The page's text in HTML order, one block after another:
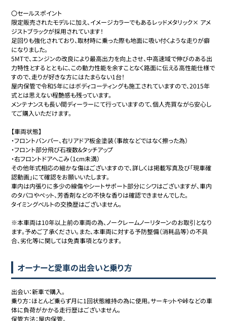
〇セールスポイント
限定販売されたモデルに加え、イメージカラーでもあるレッドメタリック× アメ
ジストブラックが採用されています！
足回りも強化されており、取材時に乗った際も地面に吸い付くような走りが癖
になりました。
5MTで、エンジンの改良により最高出力を向上させ、中高速域で伸びのある出
力特性とするとともに、この動力性能を余すことなく路面に伝える高性能仕様で
すので、走りが好きな方にはたまらない1台！
屋内保管で令和5年にはボディコーティングも施工されていますので、2015年
式とは思えない程艶感も残っています。
メンテナンスも長い間ディーラーにて行っていますのて、個人売買ながら安心し
てご購入いただけます。
【車両状態】
・フロントバンパー、右リアドア板金塗装（事故などではなく擦った為）
・フロント部分飛び石複数&タッチアップ
・右フロントドアへこみ（1cm未満）
その他年式相応の細かな傷はございますので、詳しくは掲載写真及び「現車確
認動画」にて確認をお願いいたします。
車内は内張りに多少の線傷やシートサポート部分にシワはございますが、車内
のタバコやペット、芳香剤などの不快な香りは確認できませんでした。
タイミングベルトの交換歴はございません。
※本車両は10年以上前の車両の為、ノークレームノーリターンのお取引となり
ます。予めご了承ください。また、本車両に対する予防整備（消耗品等）の不具
合、劣化等に関しては免責事項となります。
オーナーと愛車の出会いと乗り方
出会い：新車で購入。
乗り方：ほとんど乗らず月に1回状態維持の為に使用。サーキットや峠などの車
体に負荷がかかる走行歴はございません。
保管方法：屋内保管。